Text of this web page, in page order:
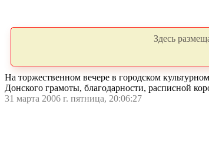
Здесь
На торжественном вечере в городском
Донского грамоты, благодарности, расписной
31 марта 2006 г. пятница, 20:06:27